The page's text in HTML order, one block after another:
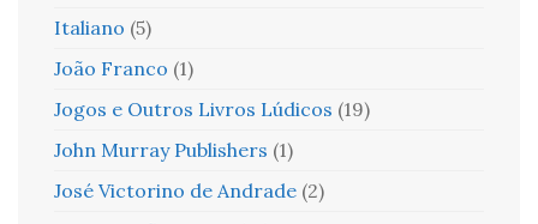
Italiano (5)
João Franco (1)
Jogos e Outros Livros Lúdicos (19)
John Murray Publishers (1)
José Victorino de Andrade (2)